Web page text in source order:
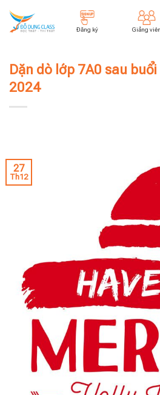
Skip
Đăng ký Giảng viên
Dặn dò lớp 7A0 sau
2024
27
Th12